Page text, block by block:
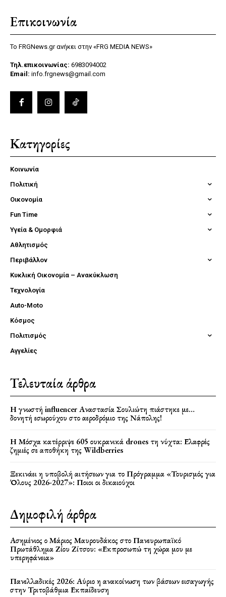
Επικοινωνία
Το FRGNews.gr ανήκει στην «FRG MEDIA NEWS»
Τηλ.επικοινωνίας: 6983094002
Email: info.frgnews@gmail.com
Κατηγορίες
Κοινωνία
Πολιτική
Οικονομία
Fun Time
Υγεία & Ομορφιά
Αθλητισμός
Περιβάλλον
Κυκλική Οικονομία – Ανακύκλωση
Τεχνολογία
Auto-Moto
Κόσμος
Πολιτισμός
Αγγελίες
Τελευταία άρθρα
Η γνωστή influencer Αναστασία Σουλιώτη πιάστηκε με…
δονητή εσωρούχου στο αεροδρόμιο της Νάπολης!
Η Μόσχα κατέρριψε 605 ουκρανικά drones τη νύχτα: Ελαφρές
ζημιές σε αποθήκη της Wildberries
Ξεκινάει η υποβολή αιτήσεων για το Πρόγραμμα «Τουρισμός για
Όλους 2026-2027»: Ποιοι οι δικαιούχοι
Δημοφιλή άρθρα
Ασημένιος ο Μάριος Μαυρουδάκος στο Πανευρωπαϊκό
Πρωτάθλημα Ζίου Ζίτσου: «Εκπροσωπώ τη χώρα μου με
υπερηφάνεια»
Πανελλαδικές 2026: Αύριο η ανακοίνωση των βάσεων εισαγωγής
στην Τριτοβάθμια Εκπαίδευση